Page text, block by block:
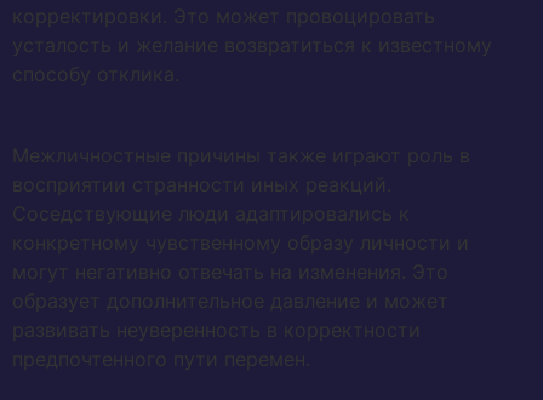
корректировки. Это может провоцировать
усталость и желание возвратиться к известному
способу отклика.
Межличностные причины также играют роль в
восприятии странности иных реакций.
Соседствующие люди адаптировались к
конкретному чувственному образу личности и
могут негативно отвечать на изменения. Это
образует дополнительное давление и может
развивать неуверенность в корректности
предпочтенного пути перемен.